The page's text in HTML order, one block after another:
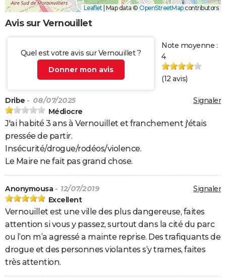
Leaflet Map data © OpenStreetMapcontributors
Avis sur Vernouillet
Quel est votre avis sur Vernouillet ?
Donner mon avis
Note moyenne :
4
(12 avis)
Signaler
Dribe - 08/07/2025
Médiocre
J'ai habité 3 ans à Vernouillet et franchement j'étais
pressée de partir.
Insécurité/drogue/rodéos/violence.
Le Maire ne fait pas grand chose.
Signaler
Anonymousa - 12/07/2019
Excellent
Vernouillet est une ville des plus dangereuse, faites
attention si vous y passez, surtout dans la cité du parc
ou l’on m’a agressé a mainte reprise. Des trafiquants de
drogue et des personnes violantes s’y trames, faites
très attention.